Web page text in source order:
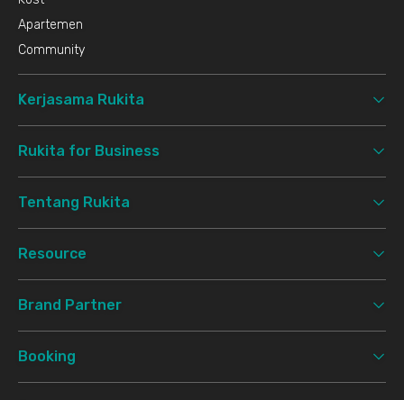
Apartemen
Community
Kerjasama Rukita
Rukita for Business
Tentang Rukita
Resource
Brand Partner
Booking